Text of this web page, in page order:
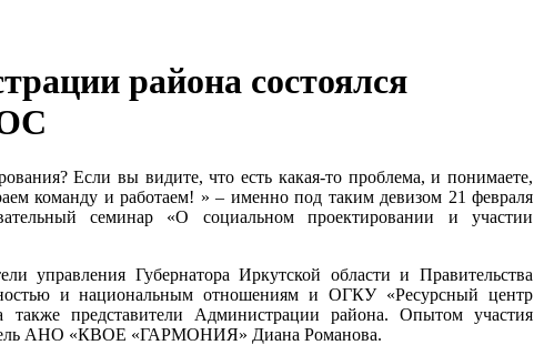
района состоялся
Если вы видите, что есть какая-то проблема, и понимаете,
команду и работаем! » – именно под таким девизом 21 февраля
семинар «О социальном проектировании и участии
управления Губернатора Иркутской области и Правительства
и национальным отношениям и ОГКУ «Ресурсный центр
представители Администрации района. Опытом участия
АНО «КВОЕ «ГАРМОНИЯ» Диана Романова.